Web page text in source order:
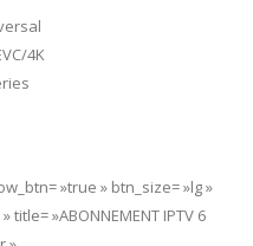
4K
»true » btn_size= »lg »
»ABONNEMENT IPTV 6